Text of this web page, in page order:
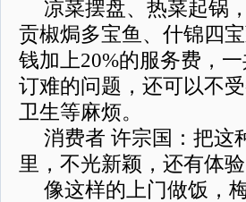
凉菜摆盘、热菜起锅
贡椒焗多宝鱼、什锦四
钱加上20%的服务费，
订难的问题，还可以不
卫生等麻烦。
消费者 许宗国：把这
里，不光新颖，还有体验
像这样的上门做饭，